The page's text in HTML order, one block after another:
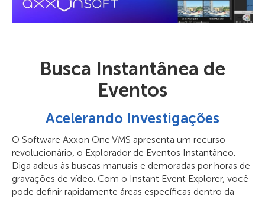
Busca Instantânea de
Eventos
Acelerando Investigações
O Software Axxon One VMS apresenta um recurso
revolucionário, o Explorador de Eventos Instantâneo.
Diga adeus às buscas manuais e demoradas por horas de
gravações de vídeo. Com o Instant Event Explorer, você
pode definir rapidamente áreas específicas dentro da